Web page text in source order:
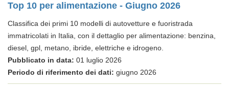
Top 10 per alimentazione - Giugno 2026
Classifica dei primi 10 modelli di autovetture e fuoristrada
immatricolati in Italia, con il dettaglio per alimentazione: benzina,
diesel, gpl, metano, ibride, elettriche e idrogeno.
Pubblicato in data: 01 luglio 2026
Periodo di riferimento dei dati: giugno 2026